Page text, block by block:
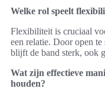
Welke rol speelt
Flexibiliteit is cruciaal
een relatie. Door open
blijft de band sterk, ook
Wat zijn effectieve
houden?